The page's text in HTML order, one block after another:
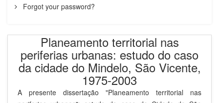
Forgot your password?
Planeamento territorial nas
periferias urbanas: estudo do caso
da cidade do Mindelo, São Vicente,
1975-2003
A presente dissertação "Planeamento territorial nas